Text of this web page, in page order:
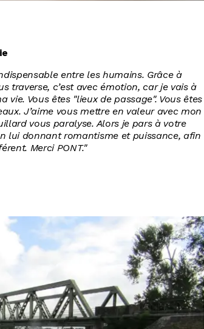
entre les humains. Grâce à
traverse, c’est avec émotion, car je vais à
Vous êtes "lieux de passage". Vous êtes
J’aime vous mettre en valeur avec mon
vous paralyse. Alors je pars à votre
lui donnant romantisme et puissance, afin
Merci PONT."